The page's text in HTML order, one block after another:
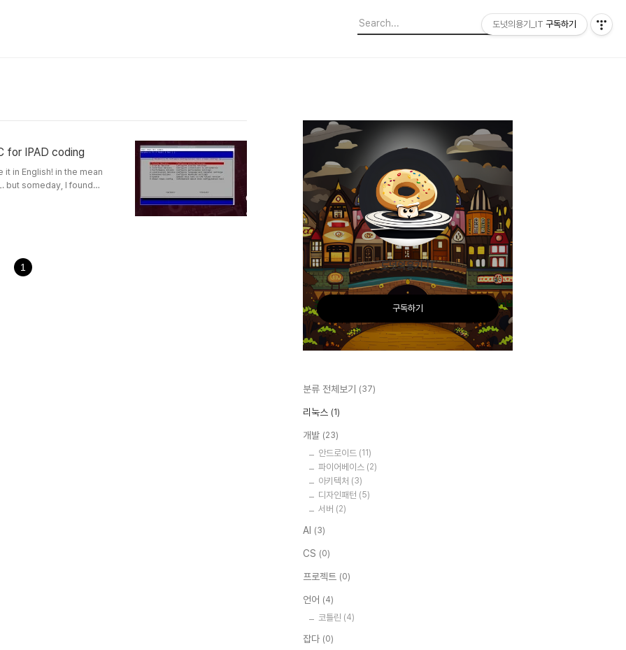
for IPAD coding
in English! in the mean
but someday, I found
like my memory in
1 도넛의용기_IT
구독하기
분류 전체보기 (37)
리눅스 (1)
개발 (23)
안드로이드 (11)
파이어베이스 (2)
아키텍처 (3)
디자인패턴 (5)
서버 (2)
AI (3)
CS (0)
프로젝트 (0)
언어 (4)
코틀린 (4)
잡다 (0)
도넛의용기_IT 구독하기